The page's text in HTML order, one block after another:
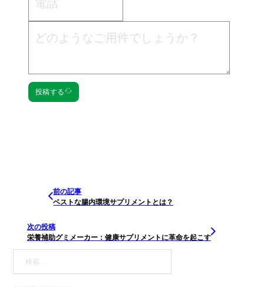
投稿する
前の記事
ベストな腸内環境サプリメントとは？
次の投稿
栄養補助グミメーカー：健康サプリメントに革命を起こす
検索